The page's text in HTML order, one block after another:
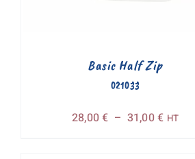
021033
Basic Half Zip
28,00€ – 31,00€Plage
HT